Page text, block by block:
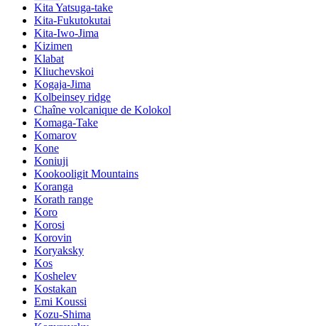
Kita Yatsuga-take
Kita-Fukutokutai
Kita-Iwo-Jima
Kizimen
Klabat
Kliuchevskoi
Kogaja-Jima
Kolbeinsey ridge
Chaîne volcanique de Kolokol
Komaga-Take
Komarov
Kone
Koniuji
Kookooligit Mountains
Koranga
Korath range
Koro
Korosi
Korovin
Koryaksky
Kos
Koshelev
Kostakan
Emi Koussi
Kozu-Shima